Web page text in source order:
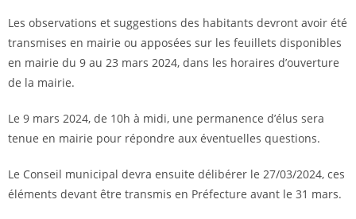
Les observations et suggestions des habitants devront avoir été
transmises en mairie ou apposées sur les feuillets disponibles
en mairie du 9 au 23 mars 2024, dans les horaires d’ouverture
de la mairie.
Le 9 mars 2024, de 10h à midi, une permanence d’élus sera
tenue en mairie pour répondre aux éventuelles questions.
Le Conseil municipal devra ensuite délibérer le 27/03/2024, ces
éléments devant être transmis en Préfecture avant le 31 mars.